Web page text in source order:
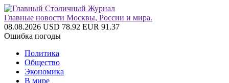
Главные новости Москвы, России и мира.
08.08.2026 USD 78.92 EUR 91.37
Ошибка погоды
Политика
Общество
Экономика
В мире